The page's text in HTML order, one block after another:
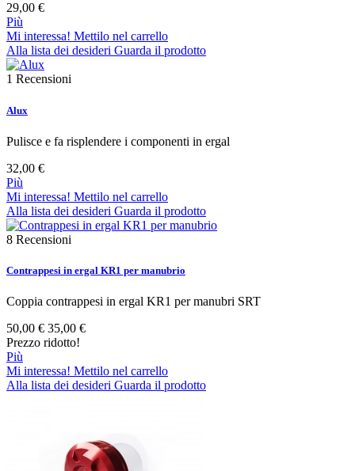
29,00 €
Più
Mi interessa! Mettilo nel carrello
Alla lista dei desideri Guarda il prodotto
1 Recensioni
Alux
Pulisce e fa risplendere i componenti in ergal
32,00 €
Più
Mi interessa! Mettilo nel carrello
Alla lista dei desideri Guarda il prodotto
8 Recensioni
Contrappesi in ergal KR1 per manubrio
Coppia contrappesi in ergal KR1 per manubri SRT
50,00 € 35,00 €
Prezzo ridotto!
Più
Mi interessa! Mettilo nel carrello
Alla lista dei desideri Guarda il prodotto